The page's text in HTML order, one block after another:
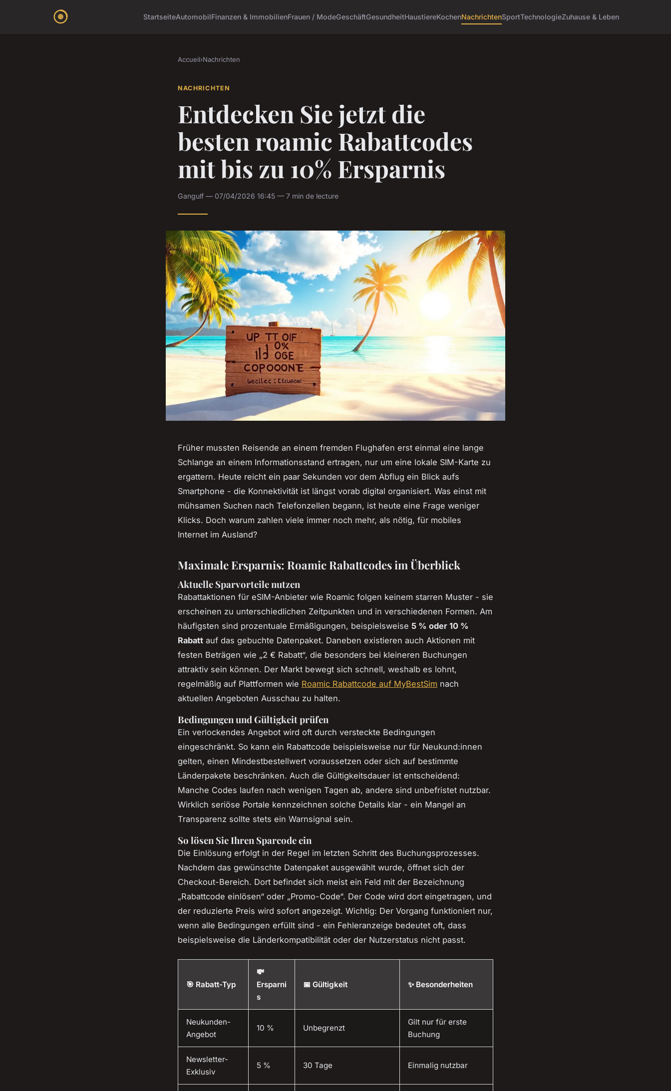
StartseiteAutomobilFinanzen & ImmobilienFrauen / ModeGeschäftGesundheitHaustiereKochenNachrichtenSportTechnologieZuhause & Leben
Accueil›Nachrichten
NACHRICHTEN
Entdecken Sie jetzt die
besten roamic Rabattcodes
mit bis zu 10% Ersparnis
Gangulf — 07/04/2026 16:45 — 7 min de lecture
Früher mussten Reisende an einem fremden Flughafen erst einmal eine lange
Schlange an einem Informationsstand ertragen, nur um eine lokale SIM-Karte zu
ergattern. Heute reicht ein paar Sekunden vor dem Abflug ein Blick aufs
Smartphone - die Konnektivität ist längst vorab digital organisiert. Was einst mit
mühsamen Suchen nach Telefonzellen begann, ist heute eine Frage weniger
Klicks. Doch warum zahlen viele immer noch mehr, als nötig, für mobiles
Internet im Ausland?
Maximale Ersparnis: Roamic Rabattcodes im Überblick
Aktuelle Sparvorteile nutzen
Rabattaktionen für eSIM-Anbieter wie Roamic folgen keinem starren Muster - sie
erscheinen zu unterschiedlichen Zeitpunkten und in verschiedenen Formen. Am
häufigsten sind prozentuale Ermäßigungen, beispielsweise 5 % oder 10 %
Rabatt auf das gebuchte Datenpaket. Daneben existieren auch Aktionen mit
festen Beträgen wie „2 € Rabatt“, die besonders bei kleineren Buchungen
attraktiv sein können. Der Markt bewegt sich schnell, weshalb es lohnt,
regelmäßig auf Plattformen wie Roamic Rabattcode auf MyBestSim nach
aktuellen Angeboten Ausschau zu halten.
Bedingungen und Gültigkeit prüfen
Ein verlockendes Angebot wird oft durch versteckte Bedingungen
eingeschränkt. So kann ein Rabattcode beispielsweise nur für Neukund:innen
gelten, einen Mindestbestellwert voraussetzen oder sich auf bestimmte
Länderpakete beschränken. Auch die Gültigkeitsdauer ist entscheidend:
Manche Codes laufen nach wenigen Tagen ab, andere sind unbefristet nutzbar.
Wirklich seriöse Portale kennzeichnen solche Details klar - ein Mangel an
Transparenz sollte stets ein Warnsignal sein.
So lösen Sie Ihren Sparcode ein
Die Einlösung erfolgt in der Regel im letzten Schritt des Buchungsprozesses.
Nachdem das gewünschte Datenpaket ausgewählt wurde, öffnet sich der
Checkout-Bereich. Dort befindet sich meist ein Feld mit der Bezeichnung
„Rabattcode einlösen“ oder „Promo-Code“. Der Code wird dort eingetragen, und
der reduzierte Preis wird sofort angezeigt. Wichtig: Der Vorgang funktioniert nur,
wenn alle Bedingungen erfüllt sind - ein Fehleranzeige bedeutet oft, dass
beispielsweise die Länderkompatibilität oder der Nutzerstatus nicht passt.
🎯 Rabatt-Typ
💸
Ersparni
s
📅 Gültigkeit ✨ Besonderheiten
Neukunden-
Angebot
10 % Unbegrenzt
Gilt nur für erste
Buchung
Newsletter-
Exklusiv
5 % 30 Tage Einmalig nutzbar